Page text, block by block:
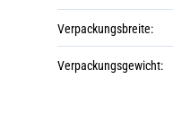
Verpackungsbreite:
Verpackungsgewicht: